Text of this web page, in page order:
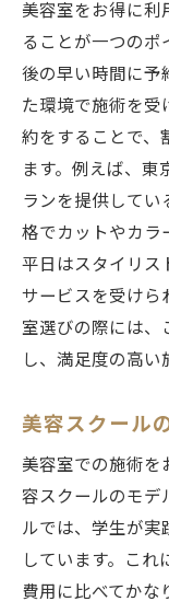
美容室をお得に利
ることが一つのポ
後の早い時間に予
た環境で施術を受
約をすることで、
ます。例えば、
ランを提供してい
格でカットやカラ
平日はスタイリス
サービスを受けら
室選びの際には、
し、満足度の高い
美容スクール
美容室での施術を
容スクールのモデ
ルでは、学生が実
しています。これ
費用に比べてかな